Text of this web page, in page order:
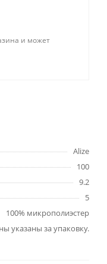
и может
Alize
100
9.2
5
100% микрополиэстер
указаны за упаковку.